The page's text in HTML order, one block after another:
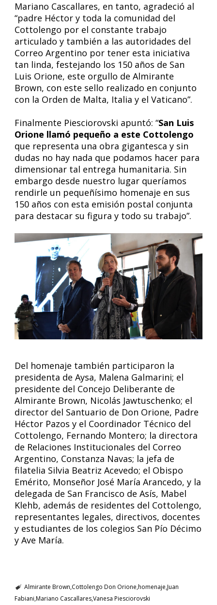
Mariano Cascallares, en tanto, agradeció al
“padre Héctor y toda la comunidad del
Cottolengo por el constante trabajo
articulado y también a las autoridades del
Correo Argentino por tener esta iniciativa
tan linda, festejando los 150 años de San
Luis Orione, este orgullo de Almirante
Brown, con este sello realizado en conjunto
con la Orden de Malta, Italia y el Vaticano”.
Finalmente Piesciorovski apuntó: “San Luis
Orione llamó pequeño a este Cottolengo
que representa una obra gigantesca y sin
dudas no hay nada que podamos hacer para
dimensionar tal entrega humanitaria. Sin
embargo desde nuestro lugar queríamos
rendirle un pequeñísimo homenaje en sus
150 años con esta emisión postal conjunta
para destacar su figura y todo su trabajo”.
Del homenaje también participaron la
presidenta de Aysa, Malena Galmarini; el
presidente del Concejo Deliberante de
Almirante Brown, Nicolás Jawtuschenko; el
director del Santuario de Don Orione, Padre
Héctor Pazos y el Coordinador Técnico del
Cottolengo, Fernando Montero; la directora
de Relaciones Institucionales del Correo
Argentino, Constanza Navas; la jefa de
filatelia Silvia Beatriz Acevedo; el Obispo
Emérito, Monseñor José María Arancedo, y la
delegada de San Francisco de Asís, Mabel
Klehb, además de residentes del Cottolengo,
representantes legales, directivos, docentes
y estudiantes de los colegios San Pío Décimo
y Ave María.
Almirante Brown Cottolengo Don Orione homenaje Juan
Fabiani Mariano CascallaresVanesa Piesciorovski